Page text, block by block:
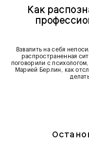
Как
Взвалить на себя
распространенная
поговорили с
Марией Берлин, как